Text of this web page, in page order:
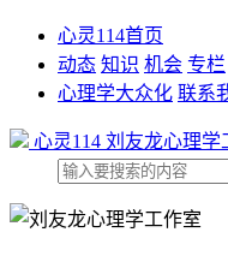
心灵114首页
动态 知识 机会 专栏
心理学大众化 联系
心灵114 刘友龙心理学